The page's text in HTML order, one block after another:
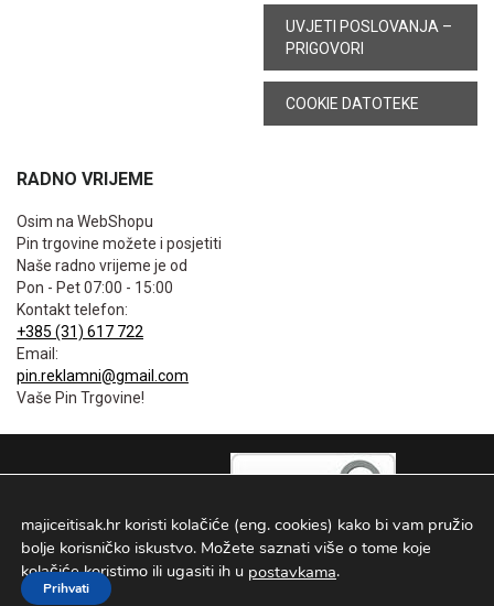
UVJETI POSLOVANJA –
PRIGOVORI
COOKIE DATOTEKE
RADNO VRIJEME
Osim na WebShopu
Pin trgovine možete i posjetiti
Naše radno vrijeme je od
Pon - Pet 07:00 - 15:00
Kontakt telefon:
+385 (31) 617 722
Email:
pin.reklamni@gmail.com
Vaše Pin Trgovine!
PIN TRGOVINE
majiceitisak.hr koristi kolačiće (eng. cookies) kako bi vam pružio
bolje korisničko iskustvo. Možete saznati više o tome koje
kolačiće koristimo ili ugasiti ih u postavkama.
Prihvati